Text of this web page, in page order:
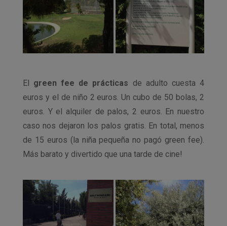
El green fee de prácticas de adulto cuesta 4
euros y el de niño 2 euros. Un cubo de 50 bolas, 2
euros. Y el alquiler de palos, 2 euros. En nuestro
caso nos dejaron los palos gratis. En total, menos
de 15 euros (la niña pequeña no pagó green fee).
Más barato y divertido que una tarde de cine!